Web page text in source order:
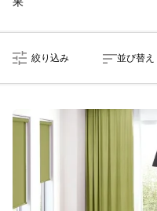
絞り込み 並び替え